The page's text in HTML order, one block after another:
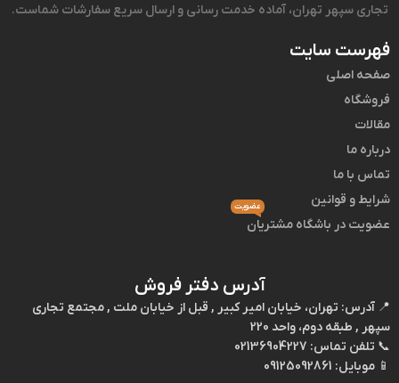
تجاری سپهر تهران، آماده خدمت رسانی و ارسال سریع سفارشات شماست.
فهرست سایت
صفحه اصلی
فروشگاه
مقالات
درباره ما
تماس با ما
شرایط و قوانین
عضویت در باشگاه مشتریان
عضویت
آدرس دفتر فروش
📍 آدرس: تهران، خیابان امیر کبیر , قبل از خیابان ملت , مجتمع تجاری
سپهر , طبقه دوم، واحد 220
📞 تلفن تماس:
📱 موبایل: